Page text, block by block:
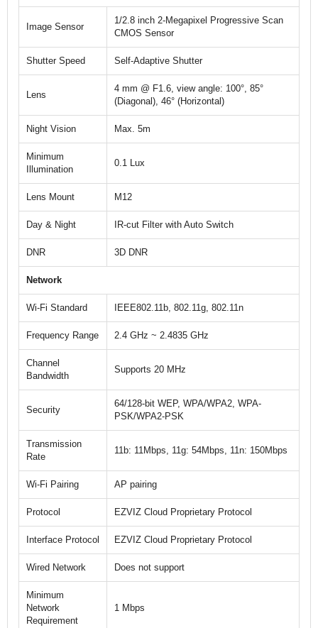
Image Sensor
1/2.8 inch 2-Megapixel Progressive Scan
CMOS Sensor
Shutter Speed Self-Adaptive Shutter
Lens
4 mm @ F1.6, view angle: 100°, 85°
(Diagonal), 46° (Horizontal)
Night Vision Max. 5m
Minimum
Illumination
0.1 Lux
Lens Mount M12
Day & Night IR-cut Filter with Auto Switch
DNR 3D DNR
Network
Wi-Fi Standard IEEE802.11b, 802.11g, 802.11n
Frequency Range 2.4 GHz ~ 2.4835 GHz
Channel
Bandwidth
Supports 20 MHz
Security
64/128-bit WEP, WPA/WPA2, WPA-
PSK/WPA2-PSK
Transmission
Rate
11b: 11Mbps, 11g: 54Mbps, 11n: 150Mbps
Wi-Fi Pairing AP pairing
Protocol EZVIZ Cloud Proprietary Protocol
Interface Protocol EZVIZ Cloud Proprietary Protocol
Wired Network Does not support
Minimum
Network
Requirement
1 Mbps